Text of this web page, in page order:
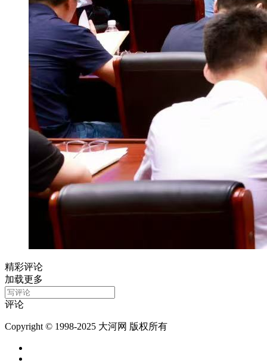
精彩评论
加载更多
评论
Copyright © 1998-2025 大河网 版权所有